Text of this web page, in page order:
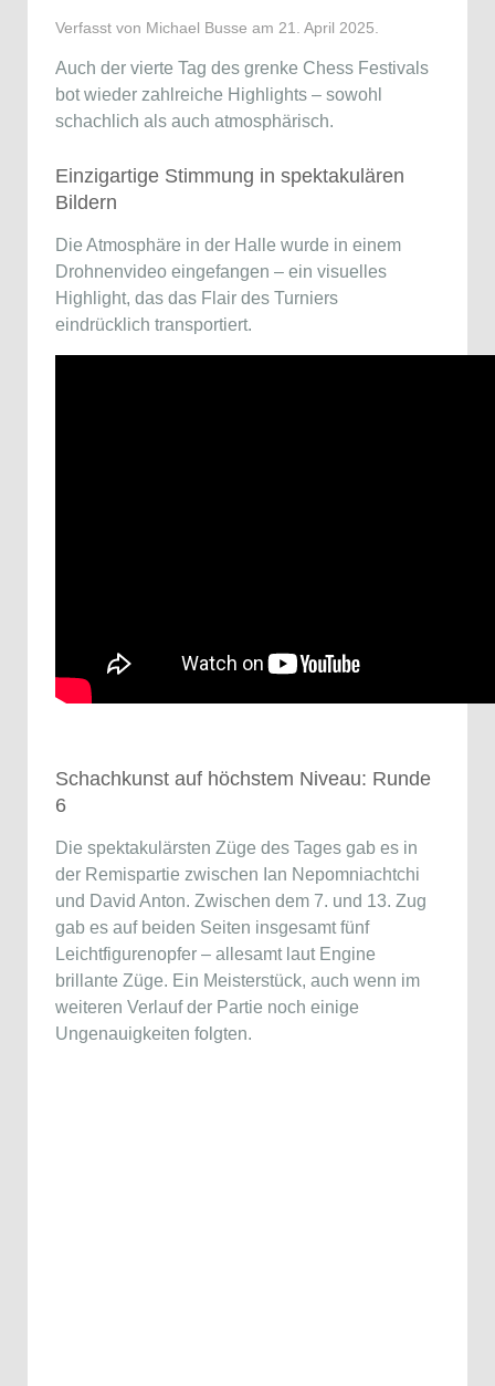
Verfasst von Michael Busse am 21. April 2025
Auch der vierte Tag des grenke Chess Festivals
bot wieder zahlreiche Highlights – sowohl
schachlich als auch atmosphärisch.
Einzigartige Stimmung in spektakulären
Bildern
Die Atmosphäre in der Halle wurde in einem
Drohnenvideo eingefangen – ein visuelles
Highlight, das das Flair des Turniers
eindrücklich transportiert.
Schachkunst auf höchstem Niveau: Runde
6
Die spektakulärsten Züge des Tages gab es in
der Remispartie zwischen Ian Nepomniachtchi
und David Anton. Zwischen dem 7. und 13. Zug
gab es auf beiden Seiten insgesamt fünf
Leichtfigurenopfer – allesamt laut Engine
brillante Züge. Ein Meisterstück, auch wenn im
weiteren Verlauf der Partie noch einige
Ungenauigkeiten folgten.